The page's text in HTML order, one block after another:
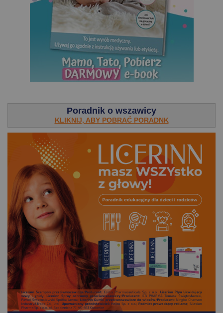
Poradnik o wszawicy
KLIKNIJ, ABY POBRAĆ PORADNK